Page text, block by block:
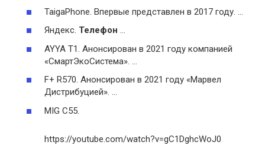
TaigaPhone. Впервые представлен в 2017 году. …
Яндекс. Телефон …
AYYA T1. Анонсирован в 2021 году компанией
«СмартЭкоСистема». …
F+ R570. Анонсирован в 2021 году «Марвел
Дистрибуцией». …
MIG C55.
https://youtube.com/watch?v=gC1DghcWoJ0